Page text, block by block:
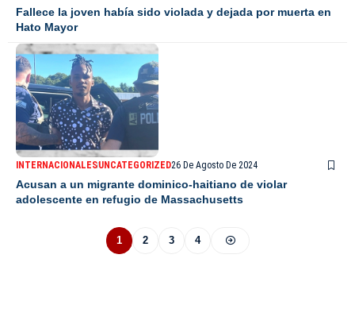
Fallece la joven había sido violada y dejada por muerta en
Hato Mayor
INTERNACIONALESUNCATEGORIZED26 De Agosto De 2024
Acusan a un migrante dominico-haitiano de violar
adolescente en refugio de Massachusetts
1 2 3 4